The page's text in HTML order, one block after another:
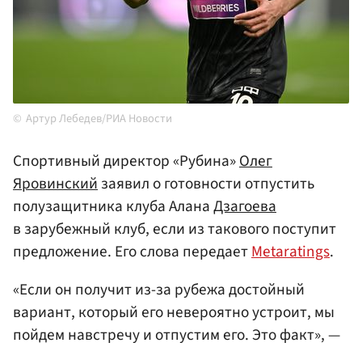
Артур Лебедев/РИА Новости
Спортивный директор «Рубина»Олег
Яровинскийзаявил о готовности отпустить
полузащитника клуба АланаДзагоева
в зарубежный клуб, если из такового поступит
предложение. Его слова передаетMetaratings.
«Если он получит из-за рубежа достойный
вариант, который его невероятно устроит, мы
пойдем навстречу и отпустим его. Это факт», —